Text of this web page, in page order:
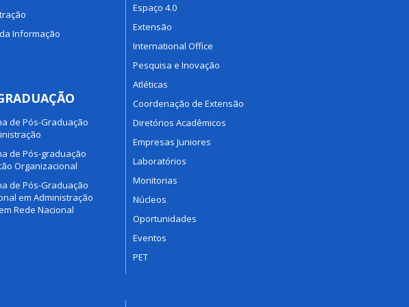
Informação
de Pós-Graduação
de Pós-graduação
Organizacional
de Pós-Graduação
em Administração
Rede Nacional
Espaço 4.0
Extensão
International Office
Pesquisa e Inovação
Atléticas
Coordenação de Extensão
Diretórios Acadêmicos
Empresas Juniores
Laboratórios
Monitorias
Núcleos
Oportunidades
Eventos
PET